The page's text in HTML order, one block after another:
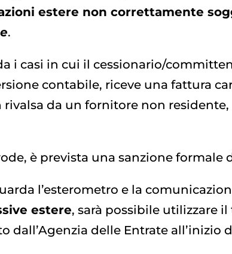
estere non correttamente
.
i casi in cui il cessionario/
contabile, riceve una fattura
rivalsa da un fornitore non
è prevista una sanzione formale
l’esterometro e la
estere, sarà possibile utilizzare
dall’Agenzia delle Entrate all’inizio